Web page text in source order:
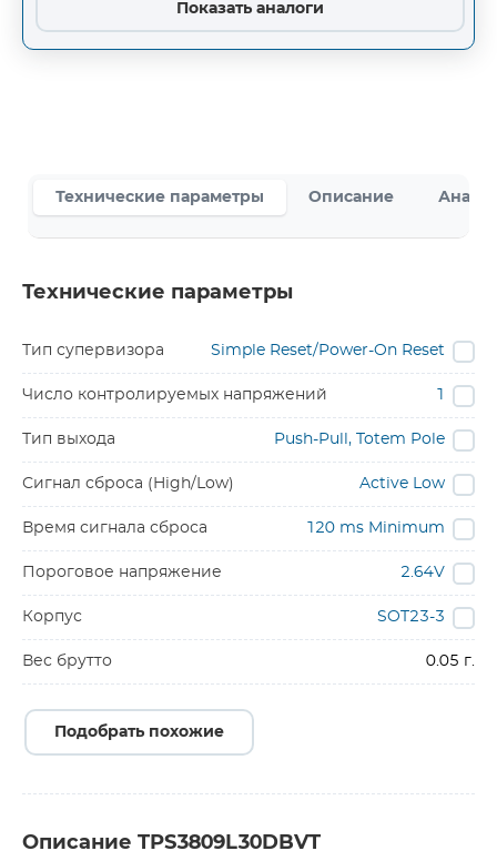
Показать аналоги
Технические параметры Описание
Технические параметры
Тип супервизора Simple Reset/Power-On Reset
Число контролируемых напряжений
Тип выхода Push-Pull, Totem Pole
Сигнал сброса (High/Low) Active Low
Время сигнала сброса 120 ms Minimum
Пороговое напряжение 2.64V
Корпус SOT23-3
Вес брутто 0.05 г.
Подобрать похожие
Описание TPS3809L30DBVT